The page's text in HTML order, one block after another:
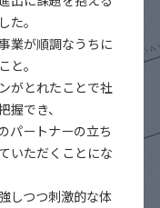
た。
業が順調なうちに
と。
がとれたことで社
でき、
パートナーの立ち
いただくことにな
しつつ刺激的な体